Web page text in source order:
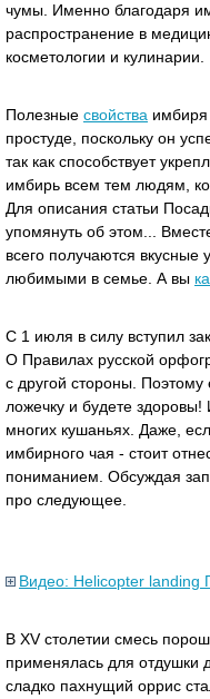
чумы. Именно благодаря
распространение в
косметологии и кулинарии.
Полезные свойства
простуде, поскольку он
так как способствует
имбирь всем тем людям,
Для описания статьи
упомянуть об этом...
всего получаются вкусные
любимыми в семье. А вы
С 1 июля в силу вступил
О Правилах русской
с другой стороны.
ложечку и будете здоровы!
многих кушаньях. Даже,
имбирного чая - стоит
пониманием. Обсуждая
про следующее.
Видео: Helicopter landing
В XV столетии смесь
применялась для отдушки
сладко пахнущий оррис